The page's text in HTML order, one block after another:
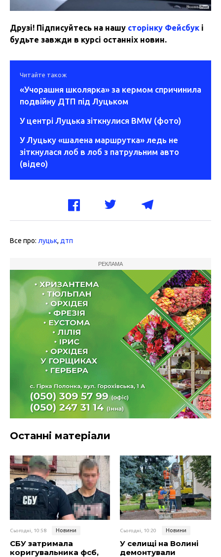
Друзі! Підписуйтесь на нашу сторінку Фейсбук і
будьте завжди в курсі останніх новин.
Читайте також
«Учорашня школярка» за кермом спричинила
подвійну ДТП під Луцьком
У центрі Луцька зіткнулися BMW (фото)
У Луцьку «шалена маршрутка» ледь не
зіткнулася лоб в лоб з патрульним авто
(відео)
Все про: луцьк, дтп
РЕКЛАМА
Останні матеріали
Сьогодні, 10:58 Новини
СБУ затримала
коригувальника фсб,
Сьогодні, 10:20 Новини
У селищі на Волині
демонтували